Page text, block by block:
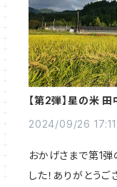
【第2弾】星の米
2024/09/26 17:11
おかげさまで第1
した！ありがとうご